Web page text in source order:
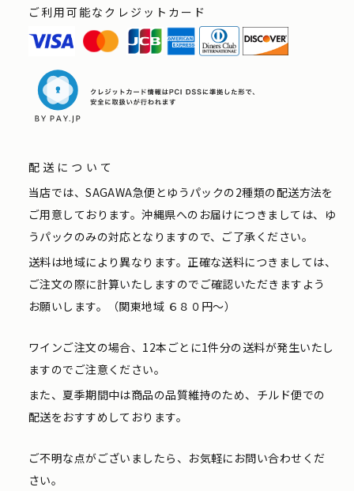
ご利用可能なクレジットカード
配送について
当店では、SAGAWA急便とゆうパックの2種類の配送方法を
ご用意しております。沖縄県へのお届けにつきましては、ゆ
うパックのみの対応となりますので、ご了承ください。
送料は地域により異なります。正確な送料につきましては、
ご注文の際に計算いたしますのでご確認いただきますよう
お願いします。（関東地域 ６８０円〜）
ワインご注文の場合、12本ごとに1件分の送料が発生いたし
ますのでご注意ください。
また、夏季期間中は商品の品質維持のため、チルド便での
配送をおすすめしております。
ご不明な点がございましたら、お気軽にお問い合わせくだ
さい。